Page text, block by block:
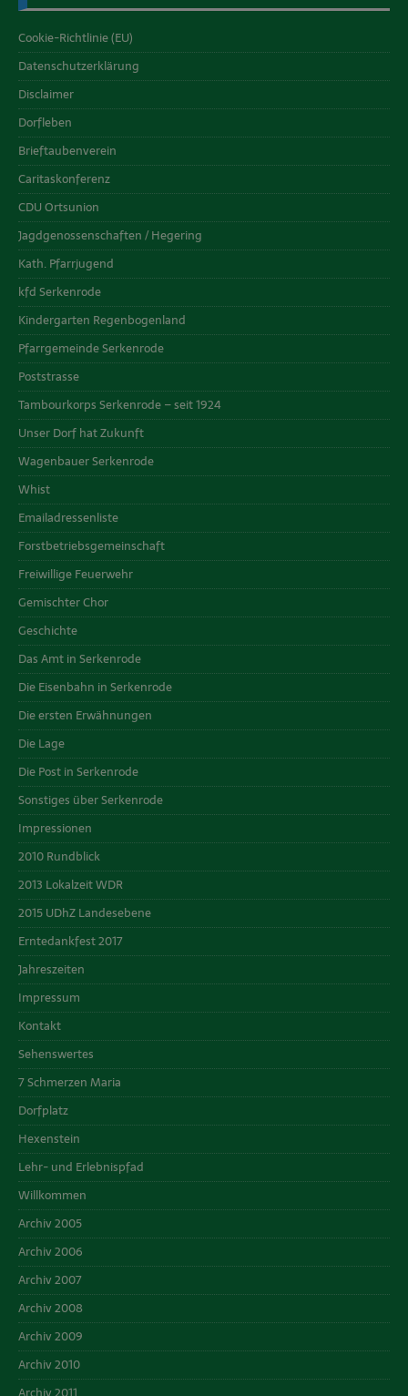
Cookie-Richtlinie (EU)
Datenschutzerklärung
Disclaimer
Dorfleben
Brieftaubenverein
Caritaskonferenz
CDU Ortsunion
Jagdgenossenschaften / Hegering
Kath. Pfarrjugend
kfd Serkenrode
Kindergarten Regenbogenland
Pfarrgemeinde Serkenrode
Poststrasse
Tambourkorps Serkenrode – seit 1924
Unser Dorf hat Zukunft
Wagenbauer Serkenrode
Whist
Emailadressenliste
Forstbetriebsgemeinschaft
Freiwillige Feuerwehr
Gemischter Chor
Geschichte
Das Amt in Serkenrode
Die Eisenbahn in Serkenrode
Die ersten Erwähnungen
Die Lage
Die Post in Serkenrode
Sonstiges über Serkenrode
Impressionen
2010 Rundblick
2013 Lokalzeit WDR
2015 UDhZ Landesebene
Erntedankfest 2017
Jahreszeiten
Impressum
Kontakt
Sehenswertes
7 Schmerzen Maria
Dorfplatz
Hexenstein
Lehr- und Erlebnispfad
Willkommen
Archiv 2005
Archiv 2006
Archiv 2007
Archiv 2008
Archiv 2009
Archiv 2010